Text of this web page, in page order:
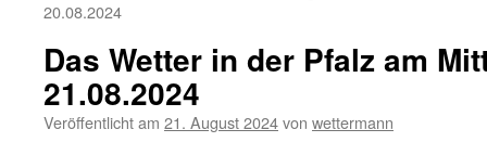
20.08.2024
Das Wetter in der Pfalz am
21.08.2024
Veröffentlicht am 21. August 2024von wettermann